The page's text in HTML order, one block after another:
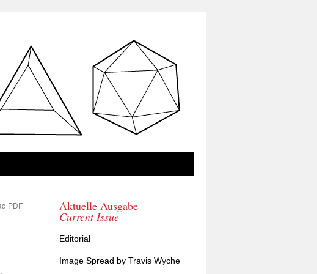
PDF Aktuelle Ausgabe
Current Issue
Editorial
Image Spread by Travis Wyche